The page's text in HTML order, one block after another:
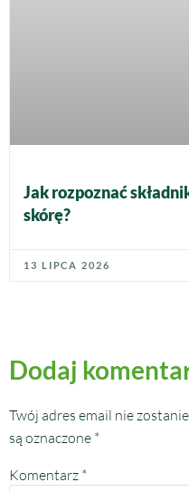
Jak rozpoznać
skórę?
13 LIPCA 2026
Dodaj
Twój adres email nie
są oznaczone *
Komentarz *